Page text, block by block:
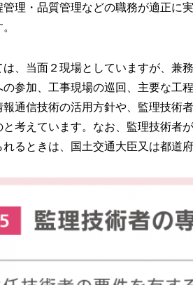
理・品質管理などの職務が適正に
、当面２現場としていますが、兼
参加、工事現場の巡回、主要な工
通信技術の活用方針や、監理技術
考えています。なお、監理技術者
るときは、国土交通大臣又は都道